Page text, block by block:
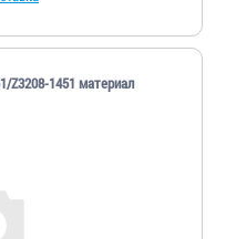
Z3208-1451 материал